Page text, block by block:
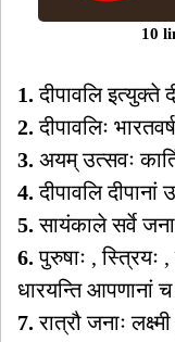
10
1. दीपावलि इत्युक्ते
2. दीपावलिः
3. अयम् उत्सवः
4. दीपावलि दीपानां
5. सायंकाले सर्वे
6. पुरुषाः , स्त्रियः
धारयन्ति आपणानां च
7. रात्रौ जनाः